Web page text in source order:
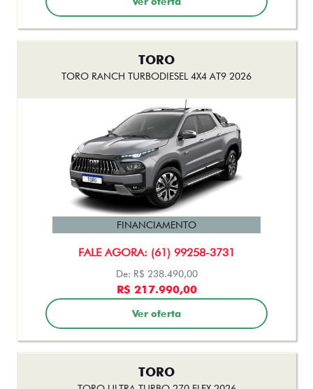
FALE AGORA: (61) 99258-3731
De: R$ 238.490,00
R$ 217.990,00
TORO
TORO ULTRA TURBO 270 FLEX 2026
FALE AGORA: (61) 99258-3731
FINANCIAMENTO
De: R$ 206.490,00
R$ 187.990,00
Ver oferta